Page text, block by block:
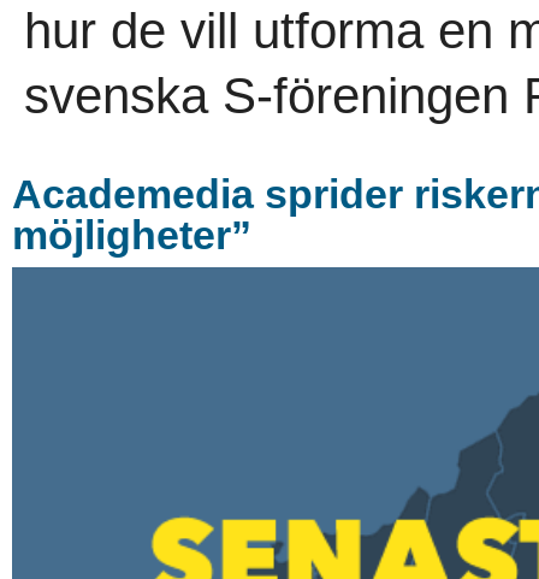
hur de vill utforma en
svenska S-föreningen
Academedia sprider
möjligheter”